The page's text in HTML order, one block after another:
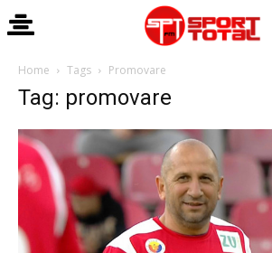
Home Tags Promovare
Tag: promovare